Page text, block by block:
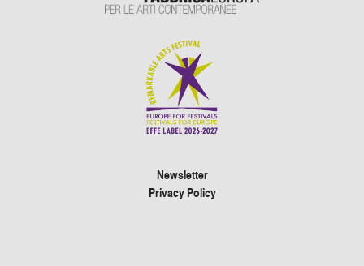
Newsletter
Privacy Policy